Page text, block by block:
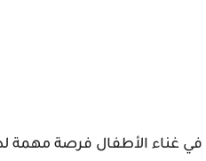
غناء الأطفال فرصة مهمة